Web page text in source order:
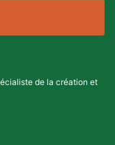
de la création et